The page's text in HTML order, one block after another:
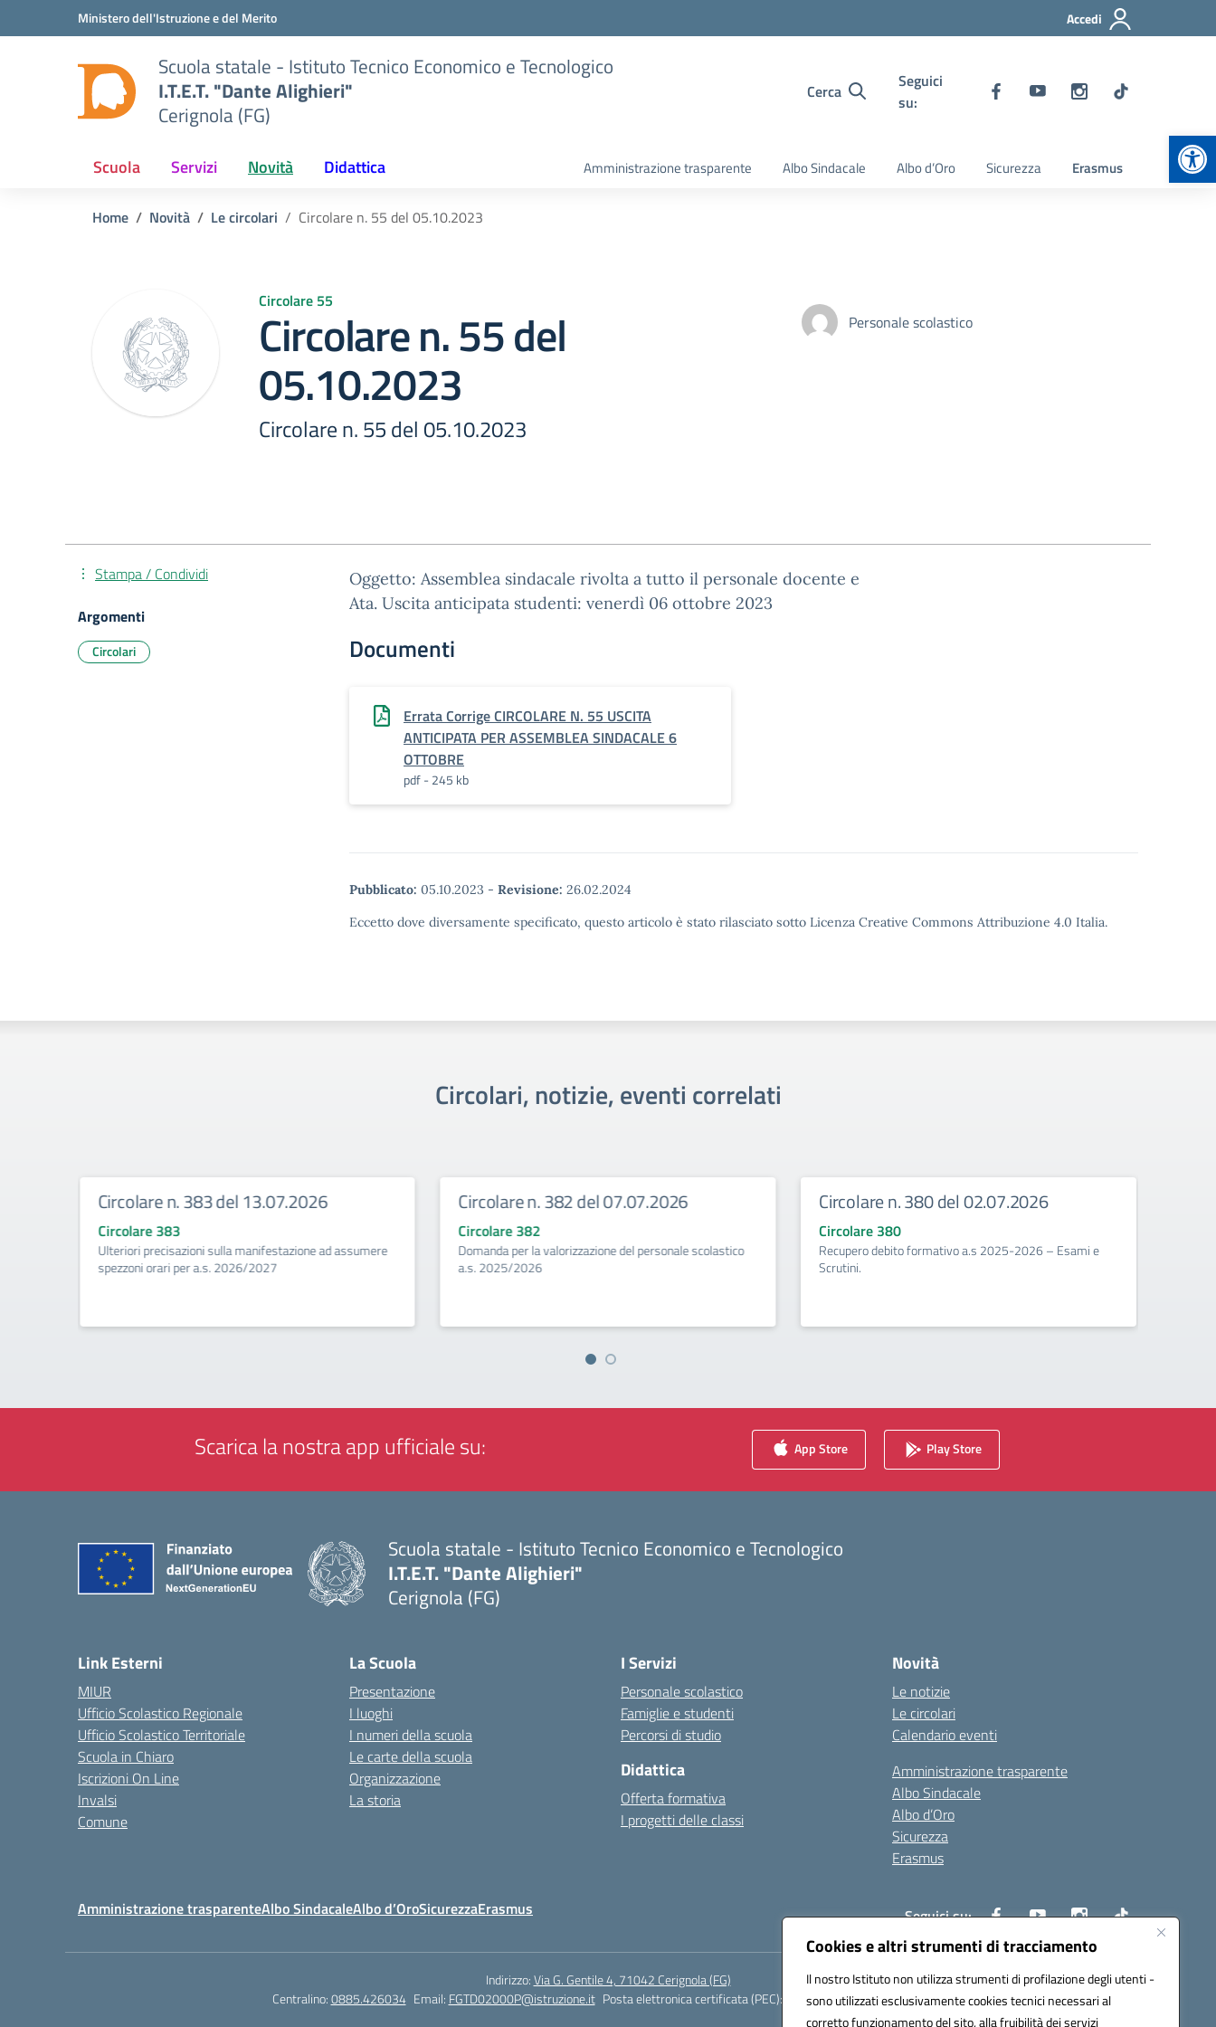
Cookies e altri strumenti di tracciamento
Il nostro Istituto non utilizza strumenti di profilazione degli utenti -
sono utilizzati esclusivamente cookies tecnici necessari al
corretto funzionamento del sito, alla fruibilità dei servizi
Vai ai contenuti
Vai al menu di navigazioneMinistero dell'Istruzione e del Merito Accedi
Scuola statale - Istituto Tecnico Economico e Tecnologico
I.T.E.T. "Dante Alighieri"
Cerignola (FG)
Cerca
Seguici
su:
Scuola Servizi Novità Didattica Amministrazione trasparente Albo Sindacale Albo d’Oro Sicurezza Erasmus
Home Novità Le circolari Circolare n. 55 del 05.10.2023
Circolare 55
Circolare n. 55 del
05.10.2023
Circolare n. 55 del 05.10.2023
Personale scolastico
Oggetto: Assemblea sindacale rivolta a tutto il personale docente e
Ata. Uscita anticipata studenti: venerdì 06 ottobre 2023
Documenti
Errata Corrige CIRCOLARE N. 55 USCITA
ANTICIPATA PER ASSEMBLEA SINDACALE 6
OTTOBRE
pdf - 245 kb
Pubblicato: 05.10.2023 - Revisione: 26.02.2024
Eccetto dove diversamente specificato, questo articolo è stato rilasciato sotto Licenza Creative Commons Attribuzione 4.0 Italia.
Stampa / Condividi
Argomenti
Circolari
Circolari, notizie, eventi correlati
Circolare n. 383 del 13.07.2026
Circolare 383
Ulteriori precisazioni sulla manifestazione ad assumere
spezzoni orari per a.s. 2026/2027
Circolare n. 382 del 07.07.2026
Circolare 382
Domanda per la valorizzazione del personale scolastico
a.s. 2025/2026
Circolare n. 380 del 02.07.2026
Circolare 380
Recupero debito formativo a.s 2025-2026 – Esami e
Scrutini.
Scarica la nostra app ufficiale su: App Store Play Store
Scuola statale - Istituto Tecnico Economico e Tecnologico
I.T.E.T. "Dante Alighieri"
Cerignola (FG)
Link Esterni
MIUR
Ufficio Scolastico Regionale
Ufficio Scolastico Territoriale
Scuola in Chiaro
Iscrizioni On Line
Invalsi
Comune
La Scuola
Presentazione
I luoghi
I numeri della scuola
Le carte della scuola
Organizzazione
La storia
I Servizi
Personale scolastico
Famiglie e studenti
Percorsi di studio
Didattica
Offerta formativa
I progetti delle classi
Novità
Le notizie
Le circolari
Calendario eventi
Amministrazione trasparente
Albo Sindacale
Albo d’Oro
Sicurezza
Erasmus
Amministrazione trasparenteAlbo SindacaleAlbo d’OroSicurezzaErasmus Seguici su:
Indirizzo:Via G. Gentile 4, 71042 Cerignola (FG)
Centralino:0885.426034 Email: FGTD02000P@istruzione.it Posta elettronica certificata (PEC):
fgtd02000p@pec.istruzione.it